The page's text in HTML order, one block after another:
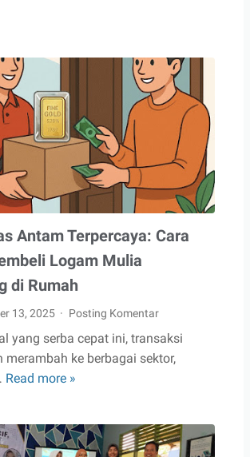
Antam Terpercaya: Cara
Logam Mulia
di Rumah
13, 2025 Posting Komentar
yang serba cepat ini, transaksi
merambah ke berbagai sektor,
Read more »
Antam
Terpercaya: